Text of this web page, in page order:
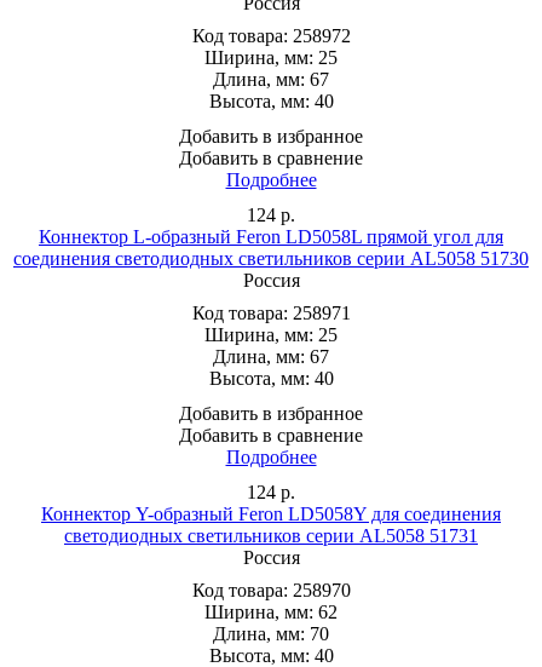
Код товара: 258972
Ширина, мм: 25
Длина, мм: 67
Высота, мм: 40
Добавить в избранное
Добавить в сравнение
Подробнее
124 р.
Коннектор L-образный Feron LD5058L прямой угол для
соединения светодиодных светильников серии AL5058 51730
Россия
Код товара: 258971
Ширина, мм: 25
Длина, мм: 67
Высота, мм: 40
Добавить в избранное
Добавить в сравнение
Подробнее
124 р.
Коннектор Y-образный Feron LD5058Y для соединения
светодиодных светильников серии AL5058 51731
Россия
Код товара: 258970
Ширина, мм: 62
Длина, мм: 70
Высота, мм: 40